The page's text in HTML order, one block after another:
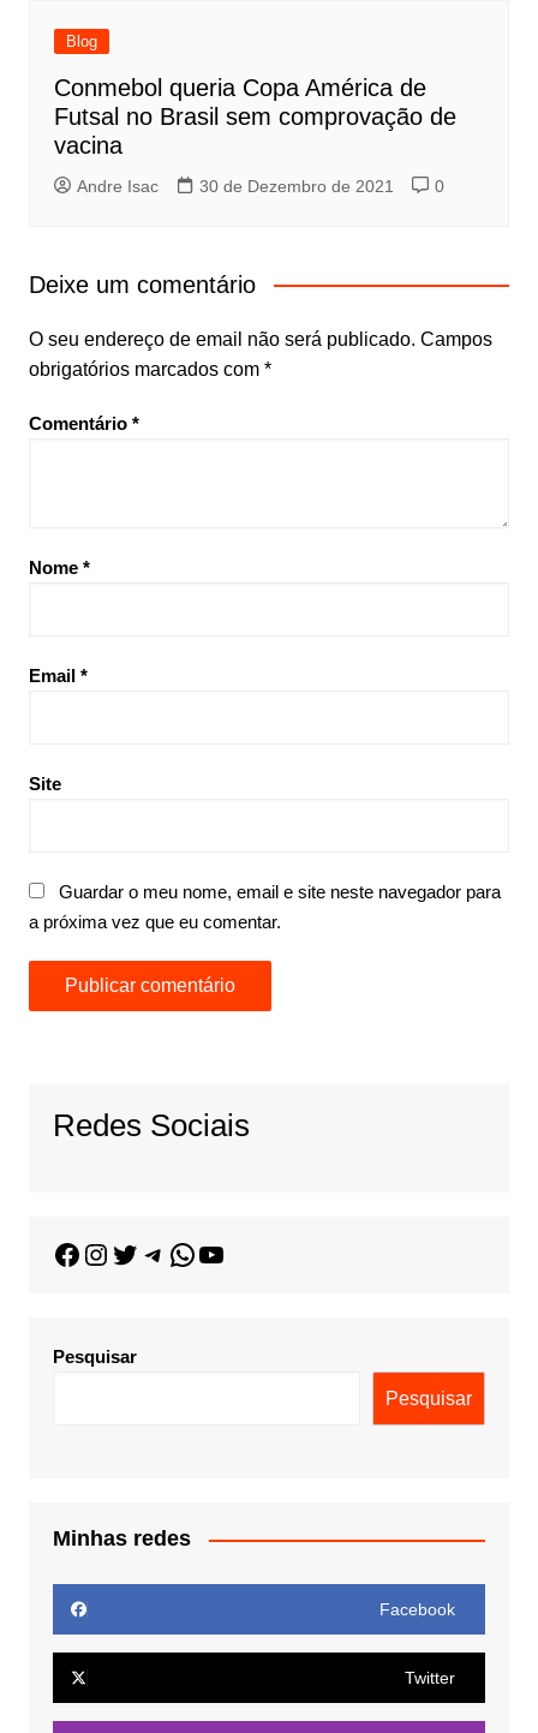
Blog
Conmebol queria Copa América de
Futsal no Brasil sem comprovação de
vacina
Andre Isac 30 de Dezembro de 2021 0
Deixe um comentário
O seu endereço de email não será publicado. Campos
obrigatórios marcados com *
Comentário *
Nome *
Email *
Site
Guardar o meu nome, email e site neste navegador para
a próxima vez que eu comentar.
Redes Sociais
Pesquisar
Pesquisar
Minhas redes
Facebook
Twitter